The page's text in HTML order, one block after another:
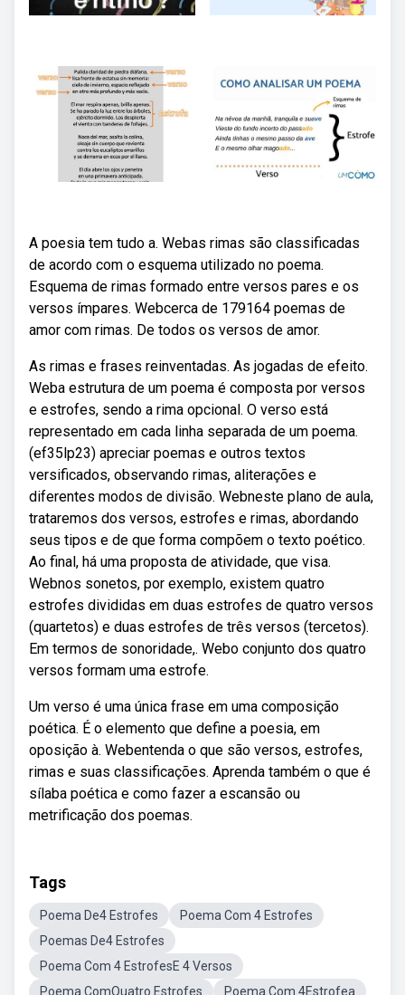
A poesia tem tudo a. Webas rimas são classificadas
de acordo com o esquema utilizado no poema.
Esquema de rimas formado entre versos pares e os
versos ímpares. Webcerca de 179164 poemas de
amor com rimas. De todos os versos de amor.
As rimas e frases reinventadas. As jogadas de efeito.
Weba estrutura de um poema é composta por versos
e estrofes, sendo a rima opcional. O verso está
representado em cada linha separada de um poema.
(ef35lp23) apreciar poemas e outros textos
versificados, observando rimas, aliterações e
diferentes modos de divisão. Webneste plano de aula,
trataremos dos versos, estrofes e rimas, abordando
seus tipos e de que forma compõem o texto poético.
Ao final, há uma proposta de atividade, que visa.
Webnos sonetos, por exemplo, existem quatro
estrofes divididas em duas estrofes de quatro versos
(quartetos) e duas estrofes de três versos (tercetos).
Em termos de sonoridade,. Webo conjunto dos quatro
versos formam uma estrofe.
Um verso é uma única frase em uma composição
poética. É o elemento que define a poesia, em
oposição à. Webentenda o que são versos, estrofes,
rimas e suas classificações. Aprenda também o que é
sílaba poética e como fazer a escansão ou
metrificação dos poemas.
Tags
Poema De4 Estrofes
Poema Com 4 Estrofes
Poemas De4 Estrofes
Poema Com 4 EstrofesE 4 Versos
Poema ComQuatro Estrofes
Poema Com 4Estrofea